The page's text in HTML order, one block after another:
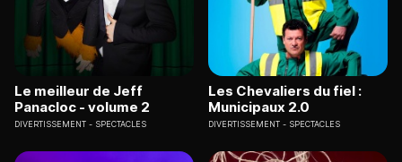
Le meilleur de Jeff
Panacloc - volume 2
DIVERTISSEMENT SPECTACLES
Les Chevaliers du fiel :
Municipaux 2.0
DIVERTISSEMENT SPECTACLES